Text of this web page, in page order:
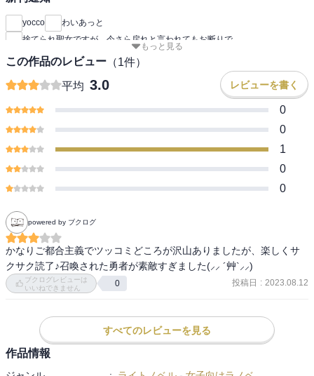
yocco
わいあっと
捨てられ聖女ですが、今さら戻れと言われてもお断りで
もっと見る
この作品のレビュー （1件）
平均 3.0 レビューを書く
0
0
1
0
0
powered by ブクログ
かなりご都合主義でツッコミどころが沢山ありましたが、楽しくサ
クサク読了♪召喚された勇者が素敵すぎました(⸝⸝ ´艸`⸝⸝)
ブクログレビューは
いいねできません
0 投稿日 : 2023.08.12
すべてのレビューを見る
作品情報